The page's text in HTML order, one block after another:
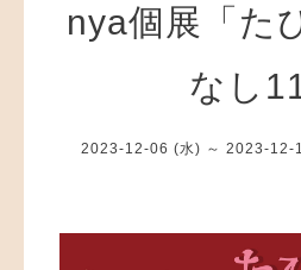
nya個展「た
なし11
2023-12-06 (水) ～ 2023-12-